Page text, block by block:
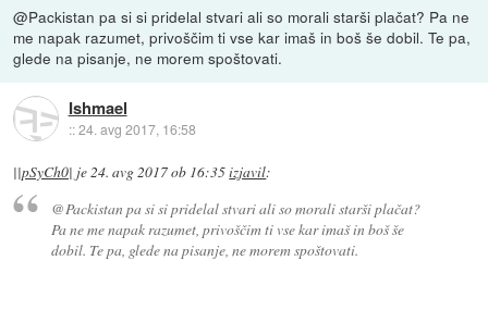
@Packistan pa si si pridelal stvari ali so morali starši plačat? Pa ne
me napak razumet, privoščim ti vse kar imaš in boš še dobil. Te pa,
glede na pisanje, ne morem spoštovati.
Ishmael
::24. avg 2017, 16:58
||pSyCh0| je24. avg 2017 ob 16:35izjavil:
@Packistan pa si si pridelal stvari ali so morali starši plačat?
Pa ne me napak razumet, privoščim ti vse kar imaš in boš še
dobil. Te pa, glede na pisanje, ne morem spoštovati.